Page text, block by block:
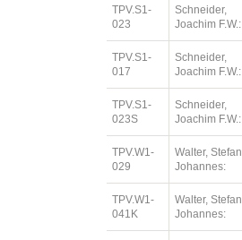
TPV.S1-
023
Schneider,
Joachim F.W.:
TPV.S1-
017
Schneider,
Joachim F.W.:
TPV.S1-
023S
Schneider,
Joachim F.W.:
TPV.W1-
029
Walter, Stefan
Johannes:
TPV.W1-
041K
Walter, Stefan
Johannes: